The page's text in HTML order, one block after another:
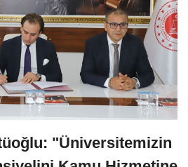
"Üniversitemizin